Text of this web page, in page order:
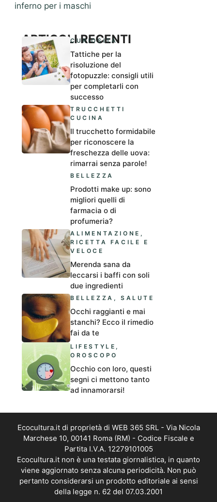
inferno per i maschi
ARTICOLI RECENTI
CURIOSITÀ
Tattiche per la
risoluzione del
fotopuzzle: consigli utili
per completarli con
successo
TRUCCHETTI
CUCINA
Il trucchetto formidabile
per riconoscere la
freschezza delle uova:
rimarrai senza parole!
BELLEZZA
Prodotti make up: sono
migliori quelli di
farmacia o di
profumeria?
ALIMENTAZIONE ,
RICETTA FACILE E
VELOCE
Merenda sana da
leccarsi i baffi con soli
due ingredienti
BELLEZZA ,SALUTE
Occhi raggianti e mai
stanchi? Ecco il rimedio
fai da te
LIFESTYLE ,
OROSCOPO
Occhio con loro, questi
segni ci mettono tanto
ad innamorarsi!
Ecocultura.it di proprietà di WEB 365 SRL - Via Nicola
Marchese 10, 00141 Roma (RM) - Codice Fiscale e
Partita I.V.A. 12279101005
Ecocultura.it non è una testata giornalistica, in quanto
viene aggiornato senza alcuna periodicità. Non può
pertanto considerarsi un prodotto editoriale ai sensi
della legge n. 62 del 07.03.2001